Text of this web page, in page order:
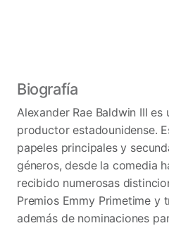
Biografía
Alexander Rae Baldwin III
productor estadounidense.
papeles principales y
géneros, desde la comedia
recibido numerosas
Premios Emmy Primetime y
además de nominaciones